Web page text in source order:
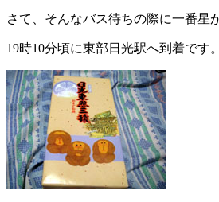
さて、そんなバス待ちの際に一番星
19時10分頃に東部日光駅へ到着です